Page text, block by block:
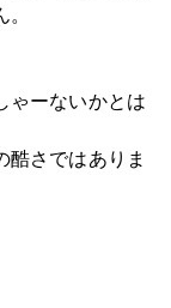
ゃーないかとは
さではありま